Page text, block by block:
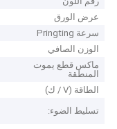
عرض الورق
سرعة Pringting
الوزن الصافي
ماكس قطع يموت
المنطقة
الطاقة (V / ك)
تسليط الضوء: